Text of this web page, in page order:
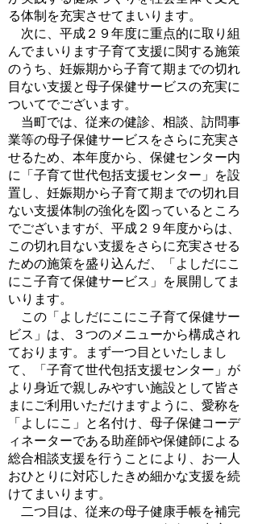
る体制を充実させてまいります。
次に、平成２９年度に重点的に取り組
んでまいります子育て支援に関する施策
のうち、妊娠期から子育て期までの切れ
目ない支援と母子保健サービスの充実に
ついてでございます。
当町では、従来の健診、相談、訪問事
業等の母子保健サービスをさらに充実さ
せるため、本年度から、保健センター内
に「子育て世代包括支援センター」を設
置し、妊娠期から子育て期までの切れ目
ない支援体制の強化を図っているところ
でございますが、平成２９年度からは、
この切れ目ない支援をさらに充実させる
ための施策を盛り込んだ、「よしだにこ
にこ子育て保健サービス」を展開してま
いります。
この「よしだにこにこ子育て保健サー
ビス」は、３つのメニューから構成され
ております。まず一つ目といたしまし
て、「子育て世代包括支援センター」が
より身近で親しみやすい施設として皆さ
まにご利用いただけますように、愛称を
「よしにこ」と名付け、母子保健コーデ
ィネーターである助産師や保健師による
総合相談支援を行うことにより、お一人
おひとりに対応したきめ細かな支援を続
けてまいります。
二つ目は、従来の母子健康手帳を補完